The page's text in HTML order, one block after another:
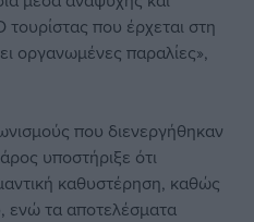
τουρίστας που έρχεται στη
οργανωμένες παραλίες»,
που διενεργήθηκαν
υποστήριξε ότι
καθυστέρηση, καθώς
ενώ τα αποτελέσματα